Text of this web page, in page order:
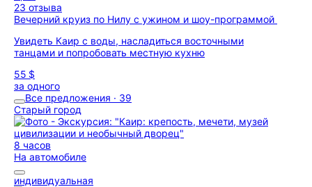
23 отзыва
Вечерний круиз по Нилу с ужином и шоу-программой
Увидеть Каир с воды, насладиться восточными
танцами и попробовать местную кухню
55 $
за одного
Все предложения · 39
Старый город
8 часов
На автомобиле
индивидуальная